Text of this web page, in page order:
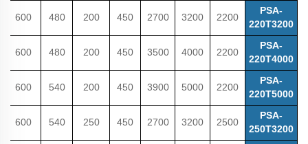
PSA-
220T3200
2200
3200
2700
450
200
480
600
PSA-
220T4000
2200
4000
3500
450
200
480
600
PSA-
220T5000
2200
5000
3900
450
200
540
600
PSA-
250T3200
2500
3200
2700
450
250
540
600